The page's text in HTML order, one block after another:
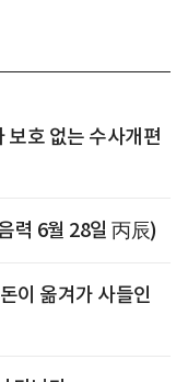
보호 없는 수사개편
력 6월 28일 丙辰)
이 옮겨가 사들인